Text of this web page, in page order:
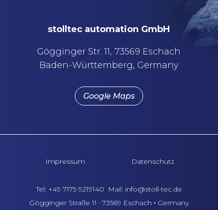
stolltec automation GmbH
Gögginger Str. 11, 73569 Eschach
Baden-Württemberg, Germany
Google Maps
Impressum Datenschutz
Tel: +49 7175 9219140
Mail: info@stoll-tec.de
Gögginger Straße 11 · 73569 Eschach · Germany